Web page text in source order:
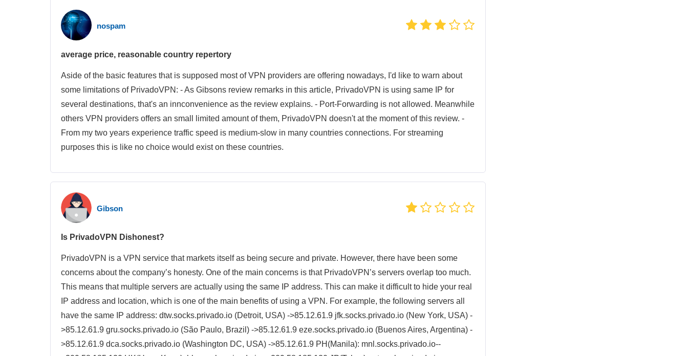
nospam
average price, reasonable country repertory
Aside of the basic features that is supposed most of VPN providers are offering nowadays, I'd like to warn about
some limitations of PrivadoVPN: - As Gibsons review remarks in this article, PrivadoVPN is using same IP for
several destinations, that's an innconvenience as the review explains. - Port-Forwarding is not allowed. Meanwhile
others VPN providers offers an small limited amount of them, PrivadoVPN doesn't at the moment of this review. -
From my two years experience traffic speed is medium-slow in many countries connections. For streaming
purposes this is like no choice would exist on these countries.
Gibson
Is PrivadoVPN Dishonest?
PrivadoVPN is a VPN service that markets itself as being secure and private. However, there have been some
concerns about the company’s honesty. One of the main concerns is that PrivadoVPN’s servers overlap too much.
This means that multiple servers are actually using the same IP address. This can make it difficult to hide your real
IP address and location, which is one of the main benefits of using a VPN. For example, the following servers all
have the same IP address: dtw.socks.privado.io (Detroit, USA) ->85.12.61.9 jfk.socks.privado.io (New York, USA) -
>85.12.61.9 gru.socks.privado.io (São Paulo, Brazil) ->85.12.61.9 eze.socks.privado.io (Buenos Aires, Argentina) -
>85.12.61.9 dca.socks.privado.io (Washington DC, USA) ->85.12.61.9 PH(Manila): mnl.socks.privado.io--